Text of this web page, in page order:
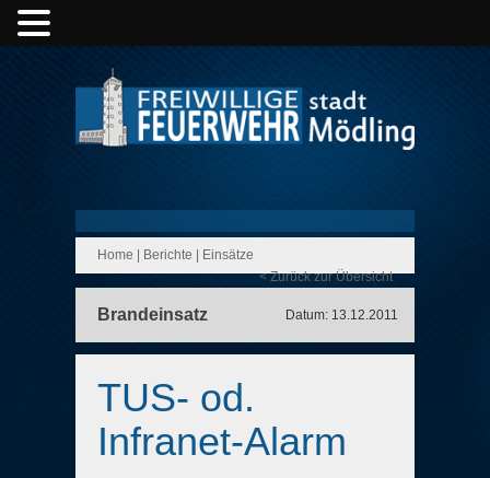
Home Berichte
Einsätze
< Zurück zur Übersicht
Brandeinsatz Datum: 13.12.2011
TUS- od.
Infranet-Alarm